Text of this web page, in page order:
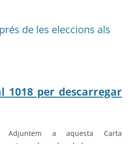
de les eleccions als
1018 per descarregar
Adjuntem a aquesta Carta